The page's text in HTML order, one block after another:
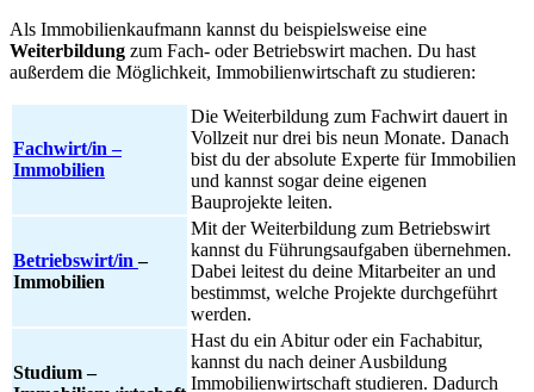
Als Immobilienkaufmann kannst du beispielsweise eine
Weiterbildung zum Fach- oder Betriebswirt machen. Du hast
außerdem die Möglichkeit, Immobilienwirtschaft zu studieren:
Fachwirt/in –
Immobilien
Die Weiterbildung zum Fachwirt dauert in
Vollzeit nur drei bis neun Monate. Danach
bist du der absolute Experte für Immobilien
und kannst sogar deine eigenen
Bauprojekte leiten.
Betriebswirt/in–
Immobilien
Mit der Weiterbildung zum Betriebswirt
kannst du Führungsaufgaben übernehmen.
Dabei leitest du deine Mitarbeiter an und
bestimmst, welche Projekte durchgeführt
werden.
Studium –
Hast du ein Abitur oder ein Fachabitur,
kannst du nach deiner Ausbildung
Immobilienwirtschaft studieren. Dadurch